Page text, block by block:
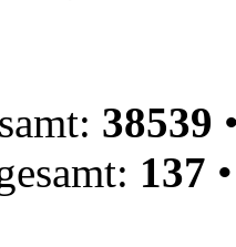
38539
137